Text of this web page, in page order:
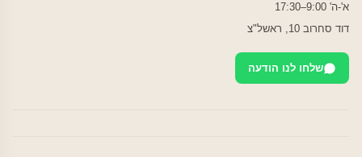
א'-ה' 9:00–17:30
דוד סחרוב 10, ראשל"צ
שלחו לנו הודעה